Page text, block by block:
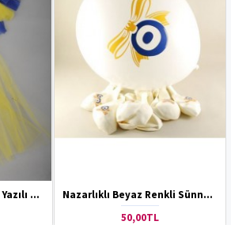
Sarı Lacivert Maşallah Yazılı Sünnet Kapı Süsü
Nazarlıklı Beyaz Renkli Sünnet Balonu
50,00TL